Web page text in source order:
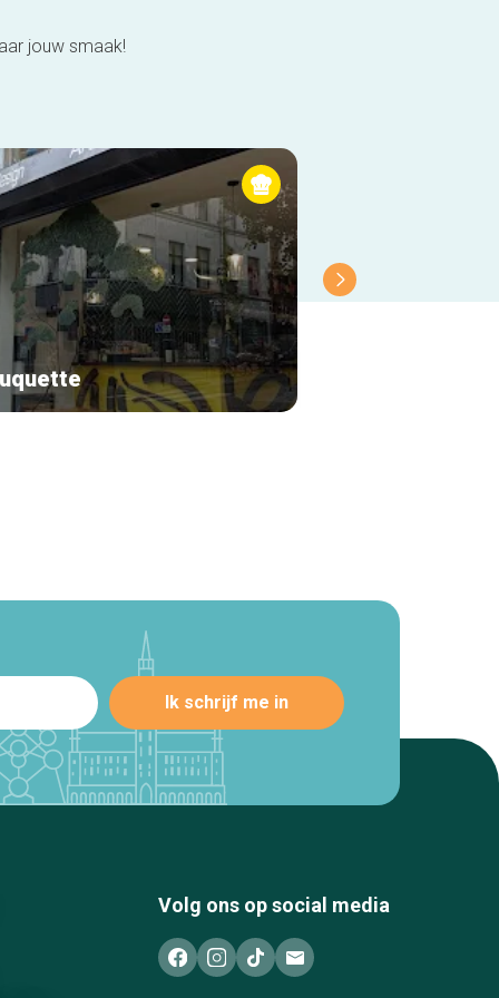
jouw smaak!
Volg ons op social media